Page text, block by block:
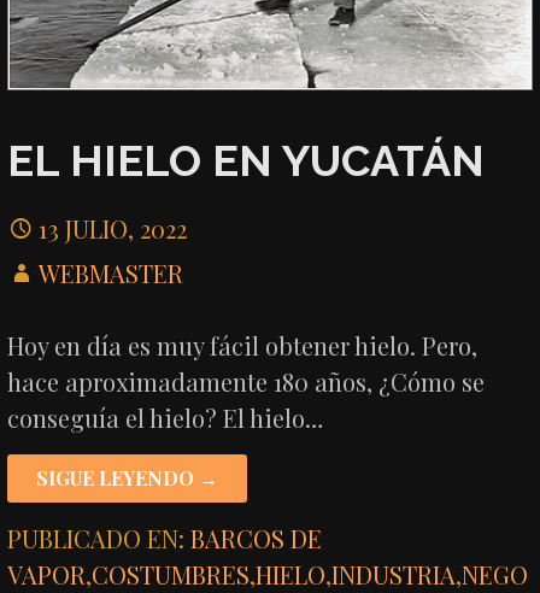
EL HIELO EN YUCATÁN
13 JULIO, 2022
WEBMASTER
Hoy en día es muy fácil obtener hielo. Pero,
hace aproximadamente 180 años, ¿Cómo se
conseguía el hielo? El hielo…
SIGUE LEYENDO →
PUBLICADO EN:BARCOS DE
VAPOR,COSTUMBRES,HIELO,INDUSTRIA,NEGO